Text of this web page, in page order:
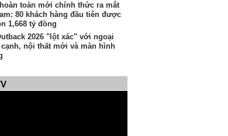
hoàn toàn mới chính thức ra mắt
80 khách hàng đầu tiên được
1,668 tỷ đồng
2026 "lột xác" với ngoại
nội thất mới và màn hình